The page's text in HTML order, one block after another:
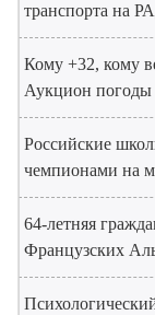
транспорта на
Кому +32, кому
Аукцион
Российские
чемпионами на
64-летняя
Французских